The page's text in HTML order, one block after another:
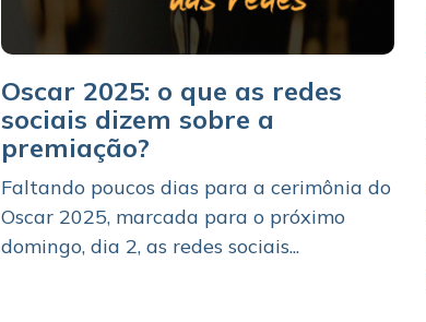
Oscar 2025: o que as redes
sociais dizem sobre a
premiação?
Faltando poucos dias para a cerimônia do
Oscar 2025, marcada para o próximo
domingo, dia 2, as redes sociais...